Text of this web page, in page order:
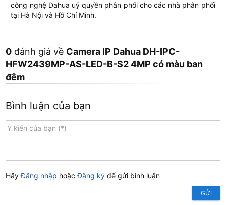
công nghệ Dahua uỷ quyền phân phối cho các nhà phân phối
tại Hà Nội và Hồ Chí Minh.
0 đánh giá về Camera IP Dahua DH-IPC-
HFW2439MP-AS-LED-B-S2 4MP có màu ban
đêm
Bình luận của bạn
HãyĐăng nhập hoặcĐăng ký để gửi bình luận
GỬI